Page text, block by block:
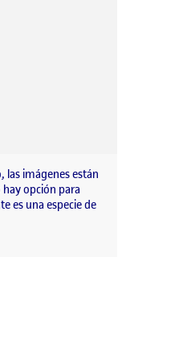
las imágenes están
opción para
es una especie de